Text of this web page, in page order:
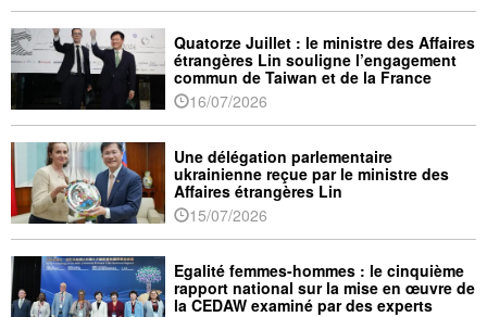
Quatorze Juillet : le ministre des Affaires
étrangères Lin souligne l’engagement
commun de Taiwan et de la France
16/07/2026
Une délégation parlementaire
ukrainienne reçue par le ministre des
Affaires étrangères Lin
15/07/2026
Egalité femmes-hommes : le cinquième
rapport national sur la mise en œuvre de
la CEDAW examiné par des experts